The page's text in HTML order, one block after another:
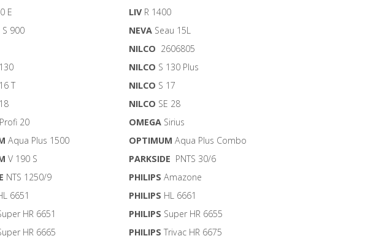
E LIV R 1400
S 900 NEVA Seau 15L
NILCO 2606805
NILCO S 130 Plus
T NILCO S 17
NILCO SE 28
20 OMEGA Sirius
Aqua Plus 1500 OPTIMUM Aqua Plus Combo
V 190 S PARKSIDE PNTS 30/6
NTS 1250/9 PHILIPS Amazone
6651 PHILIPS HL 6661
HR 6651 PHILIPS Super HR 6655
HR 6665 PHILIPS Trivac HR 6675